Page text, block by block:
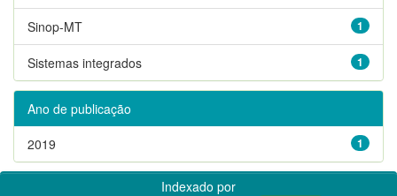
1
Sinop-MT
1
Sistemas integrados
Ano de publicação
1
2019
Indexado por